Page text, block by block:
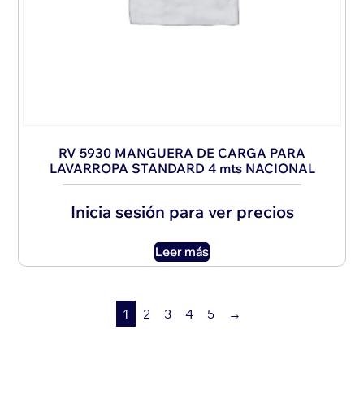
RV 5930 MANGUERA DE CARGA PARA
LAVARROPA STANDARD 4 mts NACIONAL
Inicia sesión para ver precios
Leer más
1 2 3 4 5 →